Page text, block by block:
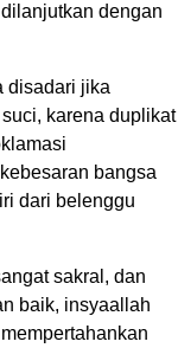
dengan
disadari jika
karena duplikat
bangsa
dari belenggu
sakral, dan
baik, insyaallah